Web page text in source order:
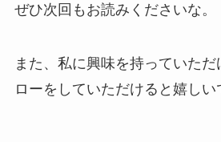
ぜひ次回もお読みくださいな。
また、私に興味を持っていただ
ローをしていただけると嬉しい